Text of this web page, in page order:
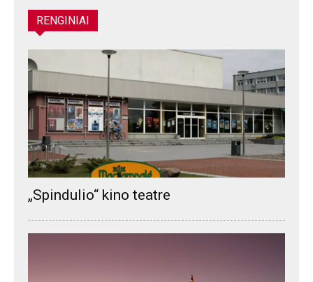
RENGINIAI
„Spindulio“ kino teatre